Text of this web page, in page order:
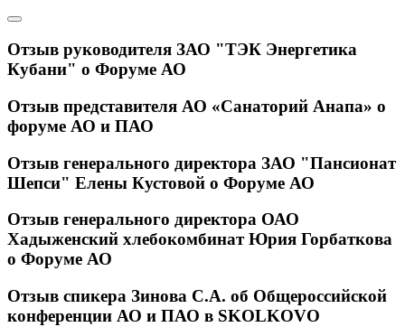
Отзыв руководителя ЗАО "ТЭК Энергетика
Кубани" о Форуме АО
Отзыв представителя АО «Санаторий Анапа» о
форуме АО и ПАО
Отзыв генерального директора ЗАО "Пансионат
Шепси" Елены Кустовой о Форуме АО
Отзыв генерального директора ОАО
Хадыженский хлебокомбинат Юрия Горбаткова
о Форуме АО
Отзыв спикера Зинова С.А. об Общероссийской
конференции АО и ПАО в SKOLKOVO